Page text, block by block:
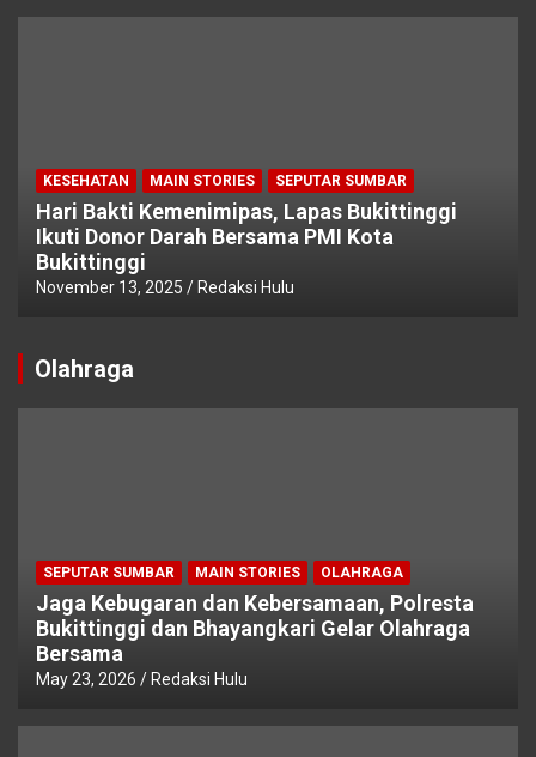
KESEHATAN MAIN STORIES SEPUTAR SUMBAR
Hari Bakti Kemenimipas, Lapas Bukittinggi
Ikuti Donor Darah Bersama PMI Kota
Bukittinggi
November 13, 2025 Redaksi Hulu
Olahraga
SEPUTAR SUMBAR MAIN STORIES OLAHRAGA
Jaga Kebugaran dan Kebersamaan, Polresta
Bukittinggi dan Bhayangkari Gelar Olahraga
Bersama
May 23, 2026 Redaksi Hulu